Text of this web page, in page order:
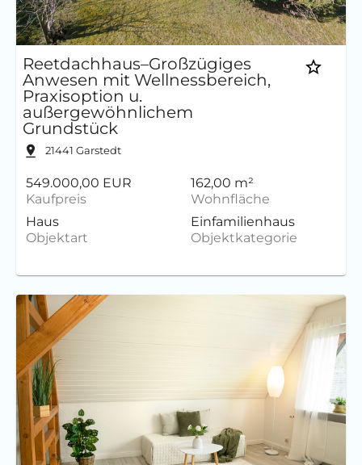
Reetdachhaus–Großzügiges
Anwesen mit Wellnessbereich,
Praxisoption u.
außergewöhnlichem
Grundstück
21441 Garstedt
549.000,00 EUR
Kaufpreis
162,00 m²
Wohnfläche
Haus
Objektart
Einfamilienhaus
Objektkategorie